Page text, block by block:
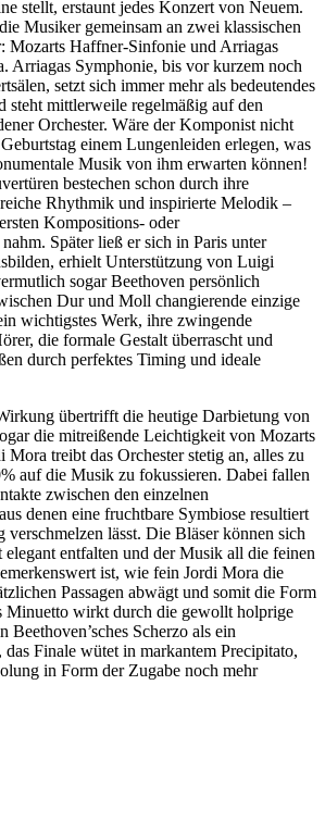
stellt, erstaunt jedes Konzert von Neuem.
Musiker gemeinsam an zwei klassischen
Mozarts Haffner-Sinfonie und Arriagas
Arriagas Symphonie, bis vor kurzem noch
setzt sich immer mehr als bedeutendes
steht mittlerweile regelmäßig auf den
Orchester. Wäre der Komponist nicht
einem Lungenleiden erlegen, was
Musik von ihm erwarten können!
bestechen schon durch ihre
Rhythmik und inspirierte Melodik –
Kompositions- oder
Später ließ er sich in Paris unter
erhielt Unterstützung von Luigi
sogar Beethoven persönlich
Dur und Moll changierende einzige
wichtigstes Werk, ihre zwingende
die formale Gestalt überrascht und
durch perfektes Timing und ideale
übertrifft die heutige Darbietung von
die mitreißende Leichtigkeit von Mozarts
treibt das Orchester stetig an, alles zu
auf die Musik zu fokussieren. Dabei fallen
zwischen den einzelnen
denen eine fruchtbare Symbiose resultiert
verschmelzen lässt. Die Bläser können sich
elegant entfalten und der Musik all die feinen
ist, wie fein Jordi Mora die
Passagen abwägt und somit die Form
Minuetto wirkt durch die gewollt holprige
Scherzo als ein
das Finale wütet in markantem Precipitato,
in Form der Zugabe noch mehr